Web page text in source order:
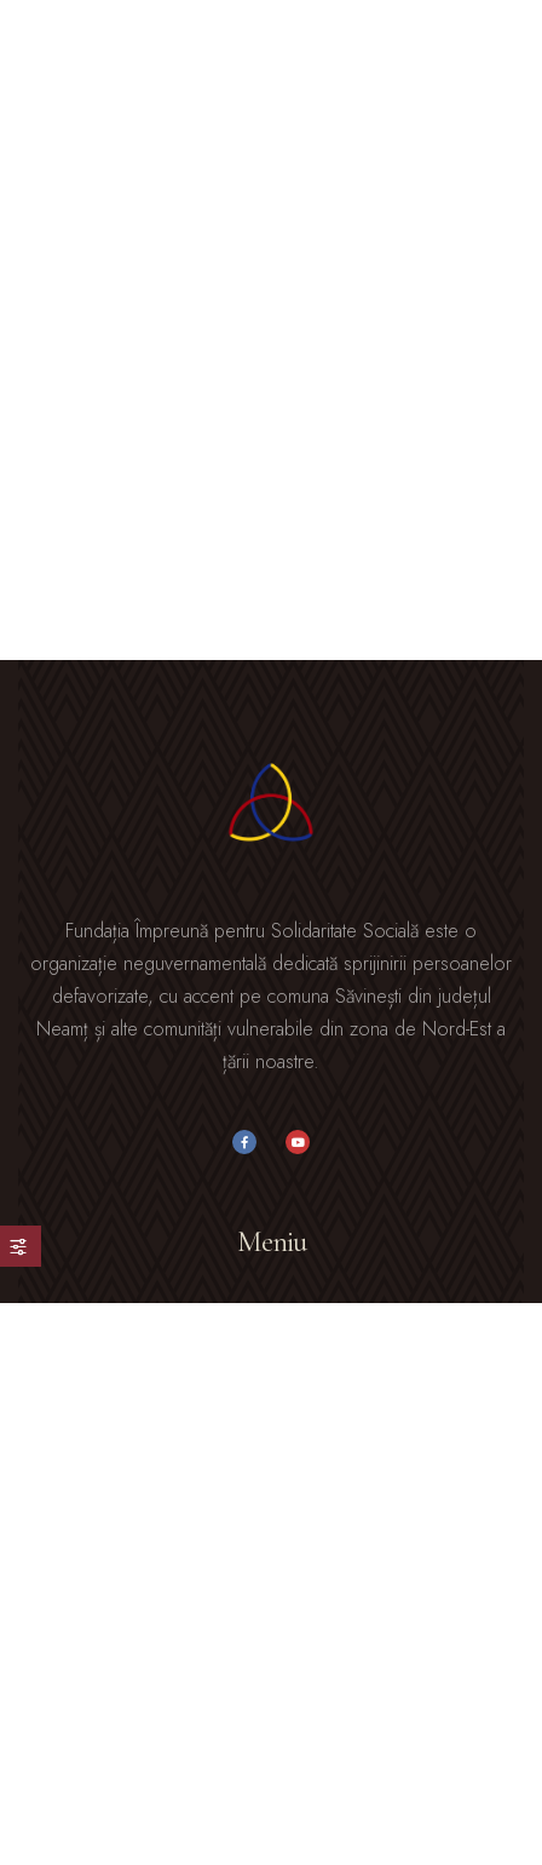
Fundația Împreună pentru Solidaritate Socială este o
organizație neguvernamentală dedicată sprijinirii persoanelor
defavorizate, cu accent pe comuna Săvinești din județul
Neamț și alte comunități vulnerabile din zona de Nord-Est a
țării noastre.
Meniu